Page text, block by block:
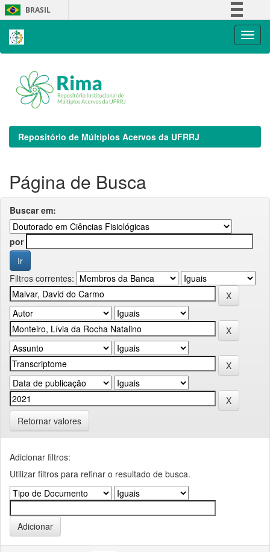
Skip
navigation
BRASIL
Repositório de Múltiplos Acervos da UFRRJ
Página de Busca
Buscar em:
por
Filtros correntes:
Retornar valores
Adicionar filtros:
Utilizar filtros para refinar o resultado de busca.